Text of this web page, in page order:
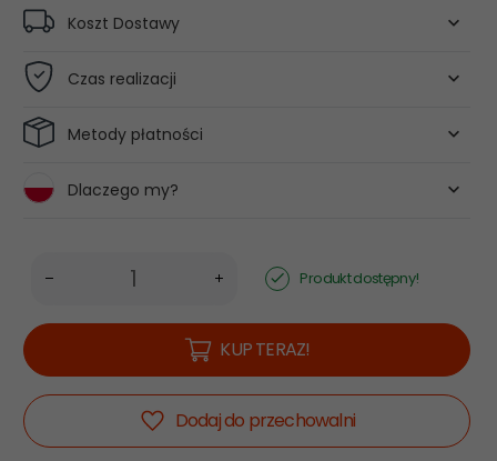
Koszt Dostawy
Czas realizacji
Metody płatności
Dlaczego my?
Produkt dostępny!
KUP TERAZ!
Dodaj do przechowalni